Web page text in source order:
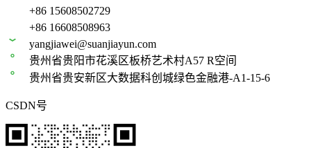
+86 15608502729
+86 16608508963
yangjiawei@suanjiayun.com
贵州省贵阳市花溪区板桥艺术村A57 R空间
贵州省贵安新区大数据科创城绿色金融港-A1-15-6
CSDN号